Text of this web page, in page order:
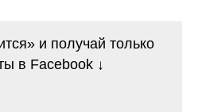
и получай только
в Facebook ↓